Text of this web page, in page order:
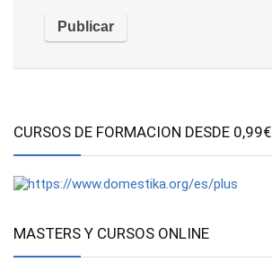
CURSOS DE FORMACION DESDE 0,99€
MASTERS Y CURSOS ONLINE